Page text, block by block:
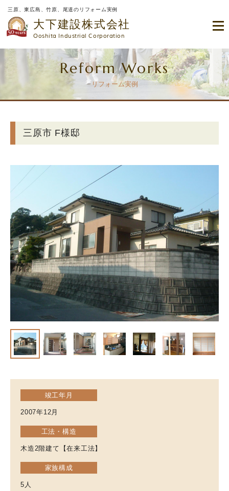
三原、東広島、竹原、尾道のリフォーム実例
大下建設株式会社
Ooshita Industrial Corporation
Reform Works
リフォーム実例
三原市 F様邸
竣工年月
2007年12月
工法・構造
木造2階建て【在来工法】
家族構成
5人